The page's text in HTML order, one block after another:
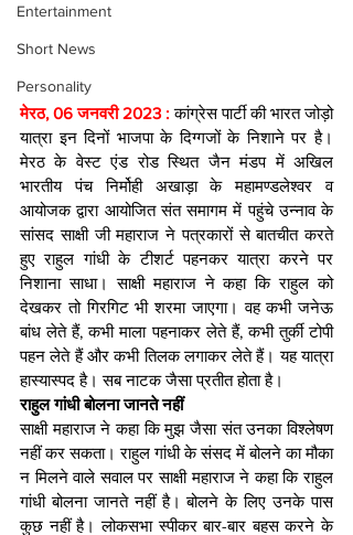
Entertainment
Short News
Personality
मेरठ, 06 जनवरी 2023 : कांग्रेस पार्टी की भारत जोड़ो
यात्रा इन दिनों भाजपा के दिग्गजों के निशाने पर है।
मेरठ के वेस्ट एंड रोड स्थित जैन मंडप में अखिल
भारतीय पंच निर्मोही अखाड़ा के महामण्डलेश्वर व
आयोजक द्वारा आयोजित संत समागम में पहुंचे उन्नाव के
सांसद साक्षी जी महाराज ने पत्रकारों से बातचीत करते
हुए राहुल गांधी के टीशर्ट पहनकर यात्रा करने पर
निशाना साधा। साक्षी महाराज ने कहा कि राहुल को
देखकर तो गिरगिट भी शरमा जाएगा। वह कभी जनेऊ
बांध लेते हैं, कभी माला पहनाकर लेते हैं, कभी तुर्की टोपी
पहन लेते हैं और कभी तिलक लगाकर लेते हैं। यह यात्रा
हास्यास्पद है। सब नाटक जैसा प्रतीत होता है।
राहुल गांधी बोलना जानते नहीं
साक्षी महाराज ने कहा कि मुझ जैसा संत उनका विश्लेषण
नहीं कर सकता। राहुल गांधी के संसद में बोलने का मौका
न मिलने वाले सवाल पर साक्षी महाराज ने कहा कि राहुल
गांधी बोलना जानते नहीं है। बोलने के लिए उनके पास
कुछ नहीं है। लोकसभा स्पीकर बार-बार बहस करने के